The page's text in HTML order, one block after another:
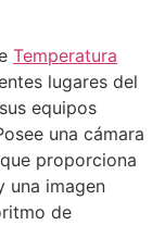
Temperatura
lugares del
equipos
una cámara
proporciona
una imagen
de